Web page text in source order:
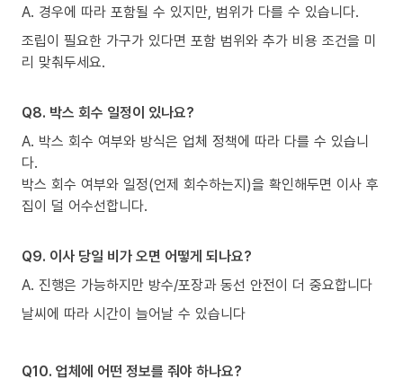
A. 경우에 따라 포함될 수 있지만, 범위가 다를 수 있습니다.
조립이 필요한 가구가 있다면 포함 범위와 추가 비용 조건을 미
리 맞춰두세요.
Q8. 박스 회수 일정이 있나요?
A. 박스 회수 여부와 방식은 업체 정책에 따라 다를 수 있습니
다.
박스 회수 여부와 일정(언제 회수하는지)을 확인해두면 이사 후
집이 덜 어수선합니다.
Q9. 이사 당일 비가 오면 어떻게 되나요?
A. 진행은 가능하지만 방수/포장과 동선 안전이 더 중요합니다
날씨에 따라 시간이 늘어날 수 있습니다
Q10. 업체에 어떤 정보를 줘야 하나요?